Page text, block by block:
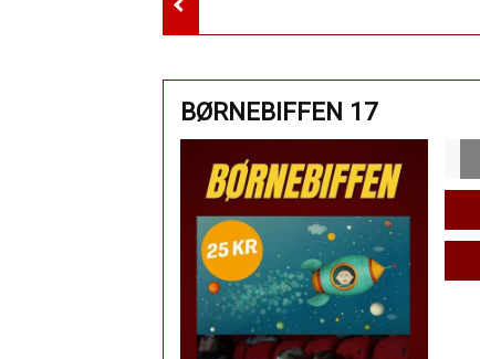
BØRNEBIFFEN 17